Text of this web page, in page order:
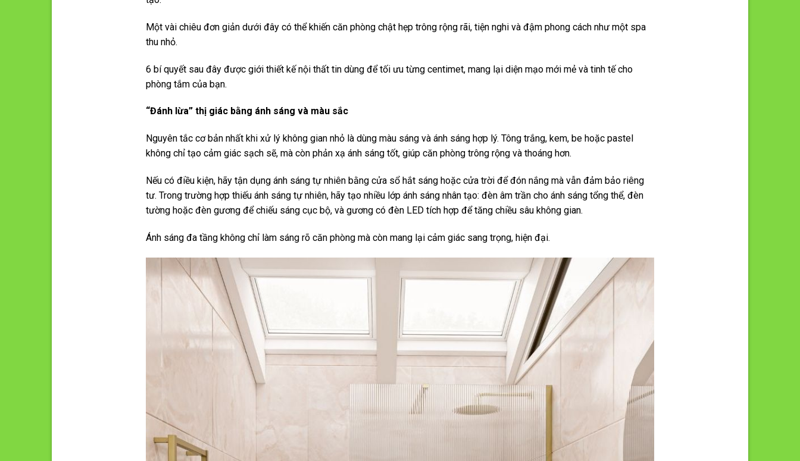
Một vài chiêu đơn giản dưới đây có thể khiến căn phòng chật hẹp trông rộng rãi, tiện nghi và đậm phong cách như một spa
thu nhỏ.
6 bí quyết sau đây được giới thiết kế nội thất tin dùng để tối ưu từng centimet, mang lại diện mạo mới mẻ và tinh tế cho
phòng tắm của bạn.
“Đánh lừa” thị giác bằng ánh sáng và màu sắc
Nguyên tắc cơ bản nhất khi xử lý không gian nhỏ là dùng màu sáng và ánh sáng hợp lý. Tông trắng, kem, be hoặc pastel
không chỉ tạo cảm giác sạch sẽ, mà còn phản xạ ánh sáng tốt, giúp căn phòng trông rộng và thoáng hơn.
Nếu có điều kiện, hãy tận dụng ánh sáng tự nhiên bằng cửa sổ hắt sáng hoặc cửa trời để đón nắng mà vẫn đảm bảo riêng
tư. Trong trường hợp thiếu ánh sáng tự nhiên, hãy tạo nhiều lớp ánh sáng nhân tạo: đèn âm trần cho ánh sáng tổng thể, đèn
tường hoặc đèn gương để chiếu sáng cục bộ, và gương có đèn LED tích hợp để tăng chiều sâu không gian.
Ánh sáng đa tầng không chỉ làm sáng rõ căn phòng mà còn mang lại cảm giác sang trọng, hiện đại.